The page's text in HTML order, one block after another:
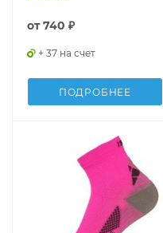
от740 ₽
+ 37 на счет
ПОДРОБНЕЕ